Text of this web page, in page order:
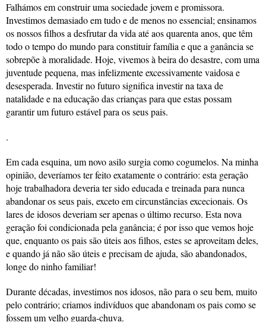
Falhámos em construir uma sociedade jovem e promissora.
Investimos demasiado em tudo e de menos no essencial; ensinamos
os nossos filhos a desfrutar da vida até aos quarenta anos, que têm
todo o tempo do mundo para constituir família e que a ganância se
sobrepõe à moralidade. Hoje, vivemos à beira do desastre, com uma
juventude pequena, mas infelizmente excessivamente vaidosa e
desesperada. Investir no futuro significa investir na taxa de
natalidade e na educação das crianças para que estas possam
garantir um futuro estável para os seus pais.
.
Em cada esquina, um novo asilo surgia como cogumelos. Na minha
opinião, deveríamos ter feito exatamente o contrário: esta geração
hoje trabalhadora deveria ter sido educada e treinada para nunca
abandonar os seus pais, exceto em circunstâncias excecionais. Os
lares de idosos deveriam ser apenas o último recurso. Esta nova
geração foi condicionada pela ganância; é por isso que vemos hoje
que, enquanto os pais são úteis aos filhos, estes se aproveitam deles,
e quando já não são úteis e precisam de ajuda, são abandonados,
longe do ninho familiar!
Durante décadas, investimos nos idosos, não para o seu bem, muito
pelo contrário; criamos indivíduos que abandonam os pais como se
fossem um velho guarda-chuva.